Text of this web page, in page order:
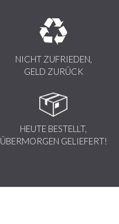
NICHT ZUFRIEDEN,
GELD ZURÜCK
HEUTE BESTELLT,
ÜBERMORGEN GELIEFERT!